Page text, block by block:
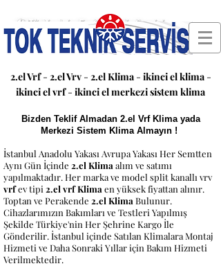
🛠 Türkiye'nin En Güvenilir Servisi
2.el Vrf- 2.el Vrv- 2.el Klima - ikinci el klima-
ikinci el vrf- ikinci el merkezi sistem klima
Bizden Teklif Almadan 2.el Vrf Klima yada
Merkezi Sistem Klima Almayın !
İstanbul Anadolu Yakası Avrupa Yakası Her Semtten
Aynı Gün İçinde 2.el Klima alım ve satımı
yapılmaktadır. Her marka ve model split kanallı vrv
vrfev tipi 2.el vrf Klima en yüksek fiyattan alınır.
Toptan ve Perakende 2.el Klima Bulunur.
Cihazlarımızın Bakımları ve Testleri Yapılmış
Şekilde Türkiye'nin Her Şehrine Kargo İle
Gönderilir. İstanbul içinde Satılan Klimalara Montaj
Hizmeti ve Daha Sonraki Yıllar için Bakım Hizmeti
Verilmektedir.